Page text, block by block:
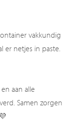
vakkundig
er netjes in paste.
aan alle
Samen zorgen